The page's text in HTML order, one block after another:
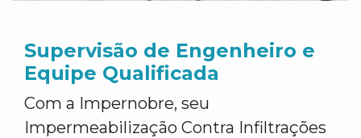
Supervisão de Engenheiro e
Equipe Qualificada
Com a Impernobre, seu
Impermeabilização Contra Infiltrações